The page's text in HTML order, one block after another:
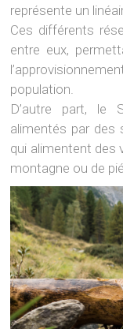
représente un
Ces différents
entre eux,
population.
D’autre part, le
alimentés par des
qui alimentent des
montagne ou de